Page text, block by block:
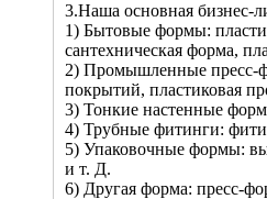
3.Наша основная бизнес-
1) Бытовые формы:
сантехническая форма,
2) Промышленные пресс-
покрытий, пластиковая
3) Тонкие настенные
4) Трубные фитинги:
5) Упаковочные формы:
и т. Д.
6) Другая форма: пресс-